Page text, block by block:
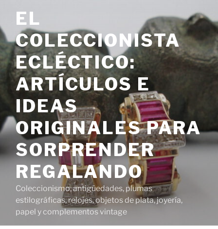
contenido
EL
COLECCIONISTA
ECLÉCTICO:
ARTÍCULOS E
IDEAS
ORIGINALES PARA
SORPRENDER
REGALANDO
Coleccionismo, antigüedades, plumas
estilográficas, relojes, objetos de plata, joyería,
papel y complementos vintage